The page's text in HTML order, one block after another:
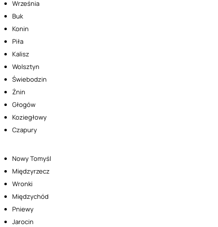
Września
Buk
Konin
Piła
Kalisz
Wolsztyn
Świebodzin
Żnin
Głogów
Koziegłowy
Czapury
Nowy Tomyśl
Międzyrzecz
Wronki
Międzychód
Pniewy
Jarocin